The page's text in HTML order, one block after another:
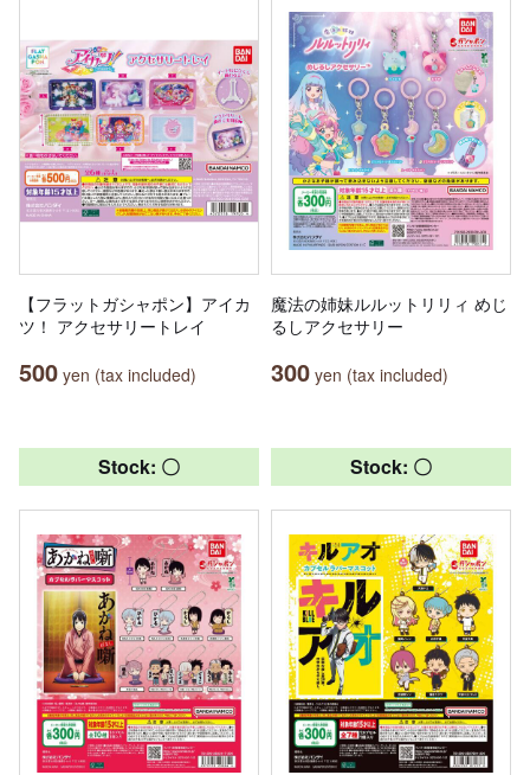
【フラットガシャポン】アイカ
ツ！ アクセサリートレイ
500 yen (tax included)
魔法の姉妹ルルットリリィ めじ
るしアクセサリー
300 yen (tax included)
Stock: 〇 Stock: 〇